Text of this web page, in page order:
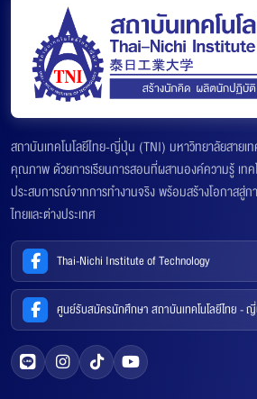
สถาบันเทคโนโลยีไทย-ญี่ปุ่น (TNI) มหาวิทยาลัยสาย
คุณภาพ ด้วยการเรียนการสอนที่ผสานองค์ความรู้ เท
ประสบการณ์จากการทำงานจริง พร้อมสร้างโอกาสสู่ก
ไทยและต่างประเทศ
Thai-Nichi Institute of Technology
ศูนย์รับสมัครนักศึกษา สถาบันเทคโนโลยีไทย -